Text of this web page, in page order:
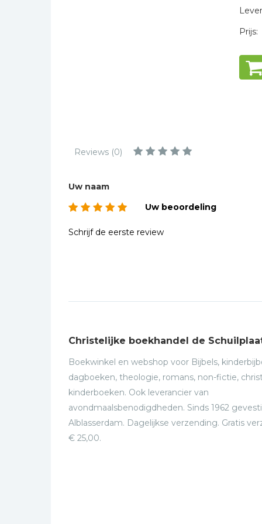
Toeristische kaarten en
gidsen
Prijs:
Reviews (0)
Uw naam
Uw beoordeling
Schrijf de eerste review
Christelijke boekhandel de
Boekwinkel en webshop voor Bijbels,
dagboeken, theologie, romans, non-fictie,
kinderboeken. Ook leverancier van
avondmaalsbenodigdheden. Sinds 1962
Alblasserdam. Dagelijkse verzending. Gratis
€ 25,00.